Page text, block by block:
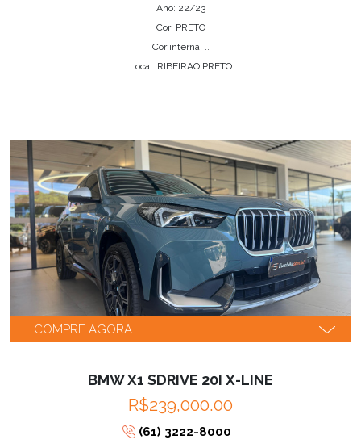
Ano: 22/23
Cor: PRETO
Cor interna: ..
Local: RIBEIRAO PRETO
COMPRE AGORA
BMW X1 SDRIVE 20I X-LINE
R$239,000.00
(61) 3222-8000